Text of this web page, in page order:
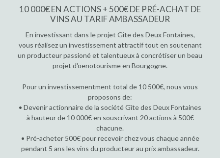
10 000€ EN ACTIONS + 500€ DE PRÉ-ACHAT DE
VINS AU TARIF AMBASSADEUR
En investissant dans le projet Gîte des Deux Fontaines,
vous réalisez un investissement attractif tout en soutenant
un producteur passioné et talentueux à concrétiser un beau
projet d'oenotourisme en Bourgogne.
Pour un investissementment total de 10 500€, nous vous
proposons de:
• Devenir actionnaire de la société Gîte des Deux Fontaines
à hauteur de 10 000€ en souscrivant 20 actions à 500€
chacune.
• Pré-acheter 500€ pour recevoir chez vous chaque année
pendant 5 ans les vins du producteur au prix ambassadeur.